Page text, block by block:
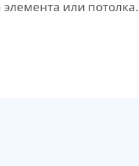
элемента или потолка.